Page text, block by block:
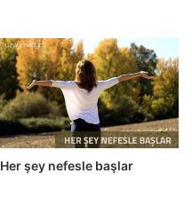
Her şey nefesle başlar